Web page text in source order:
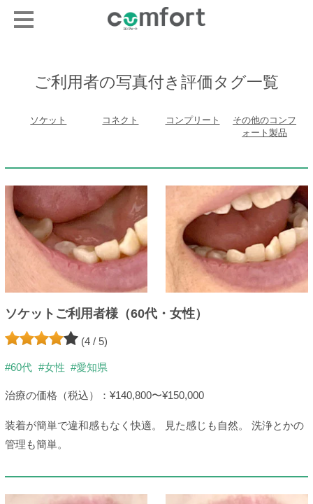
ご利用者の写真付き評価タグ一覧
ソケット コネクト コンプリート
その他のコンフ
ォート製品
ソケットご利用者様（60代・女性）
(4 / 5)
#60代 #女性 #愛知県
治療の価格（税込）：¥140,800〜¥150,000
装着が簡単で違和感もなく快適。 見た感じも自然。 洗浄とかの
管理も簡単。